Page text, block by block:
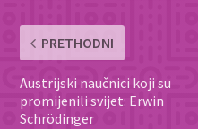
PRETHODNI
Austrijski naučnici koji su
promijenili svijet: Erwin
Schrödinger